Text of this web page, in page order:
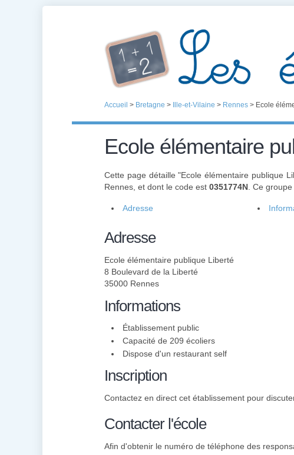
Accueil > Bretagne > Ille-et-Vilaine > Rennes > Ecole
Ecole élémentaire
Cette page détaille "Ecole élémentaire publique
Rennes, et dont le code est 0351774N . Ce
Adresse
Adresse
Ecole élémentaire publique Liberté
8 Boulevard de la Liberté
35000 Rennes
Informations
Établissement public
Capacité de 209 écoliers
Dispose d'un restaurant self
Inscription
Contactez en direct cet établissement pour
Contacter l'école
Afin d'obtenir le numéro de téléphone des